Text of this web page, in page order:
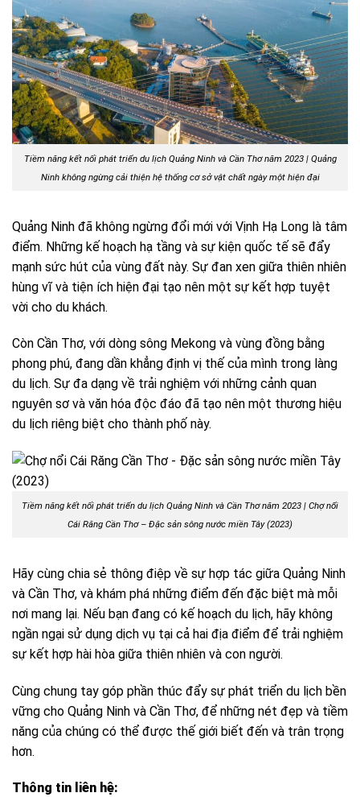
Tiềm năng kết nối phát triển du lịch Quảng Ninh và Cần Thơ năm 2023 | Quảng
Ninh không ngừng cải thiện hệ thống cơ sở vật chất ngày một hiện đại
Quảng Ninh đã không ngừng đổi mới với Vịnh Hạ Long là tâm
điểm. Những kế hoạch hạ tầng và sự kiện quốc tế sẽ đẩy
mạnh sức hút của vùng đất này. Sự đan xen giữa thiên nhiên
hùng vĩ và tiện ích hiện đại tạo nên một sự kết hợp tuyệt
vời cho du khách.
Còn Cần Thơ, với dòng sông Mekong và vùng đồng bằng
phong phú, đang dần khẳng định vị thế của mình trong làng
du lịch. Sự đa dạng về trải nghiệm với những cảnh quan
nguyên sơ và văn hóa độc đáo đã tạo nên một thương hiệu
du lịch riêng biệt cho thành phố này.
Tiềm năng kết nối phát triển du lịch Quảng Ninh và Cần Thơ năm 2023 | Chợ nổi
Cái Răng Cần Thơ – Đặc sản sông nước miền Tây (2023)
Hãy cùng chia sẻ thông điệp về sự hợp tác giữa Quảng Ninh
và Cần Thơ, và khám phá những điểm đến đặc biệt mà mỗi
nơi mang lại. Nếu bạn đang có kế hoạch du lịch, hãy không
ngần ngại sử dụng dịch vụ tại cả hai địa điểm để trải nghiệm
sự kết hợp hài hòa giữa thiên nhiên và con người.
Cùng chung tay góp phần thúc đẩy sự phát triển du lịch bền
vững cho Quảng Ninh và Cần Thơ, để những nét đẹp và tiềm
năng của chúng có thể được thế giới biết đến và trân trọng
hơn.
Thông tin liên hệ: